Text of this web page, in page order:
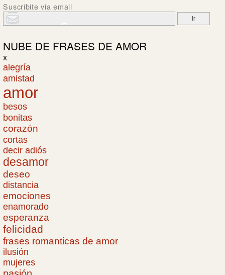
Suscribite via email
NUBE DE FRASES DE AMOR
x
alegría
amistad
amor
besos
bonitas
corazón
cortas
decir adiós
desamor
deseo
distancia
emociones
enamorado
esperanza
felicidad
frases romanticas de amor
ilusión
mujeres